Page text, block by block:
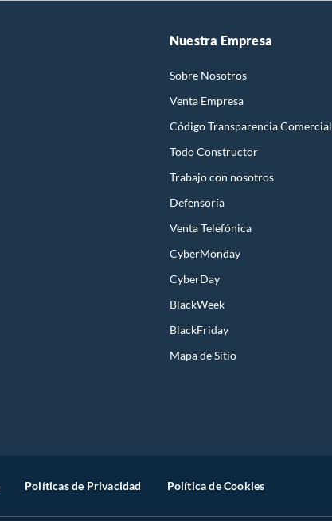
Nuestra Empresa
Sobre Nosotros
Venta Empresa
Código Transparencia Comercial
Todo Constructor
Trabajo con nosotros
Defensoría
Venta Telefónica
CyberMonday
CyberDay
BlackWeek
BlackFriday
Mapa de Sitio
Políticas de Privacidad Política de Cookies